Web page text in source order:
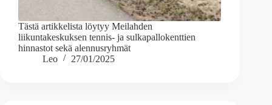
Tästä artikkelista löytyy Meilahden
liikuntakeskuksen tennis- ja sulkapallokenttien
hinnastot sekä alennusryhmät
Leo
27/01/2025